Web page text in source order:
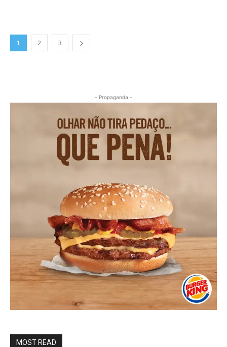
1 2 3
- Propaganda -
MOST READ